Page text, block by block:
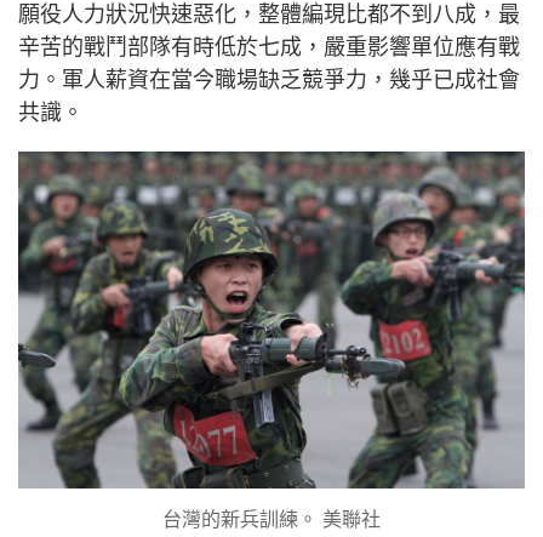
願役人力狀況快速惡化，整體編現比都不到八成，最
辛苦的戰鬥部隊有時低於七成，嚴重影響單位應有戰
力。軍人薪資在當今職場缺乏競爭力，幾乎已成社會
共識。
台灣的新兵訓練。 美聯社